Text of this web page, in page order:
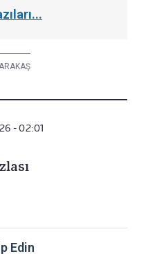
- 02:01
Edin